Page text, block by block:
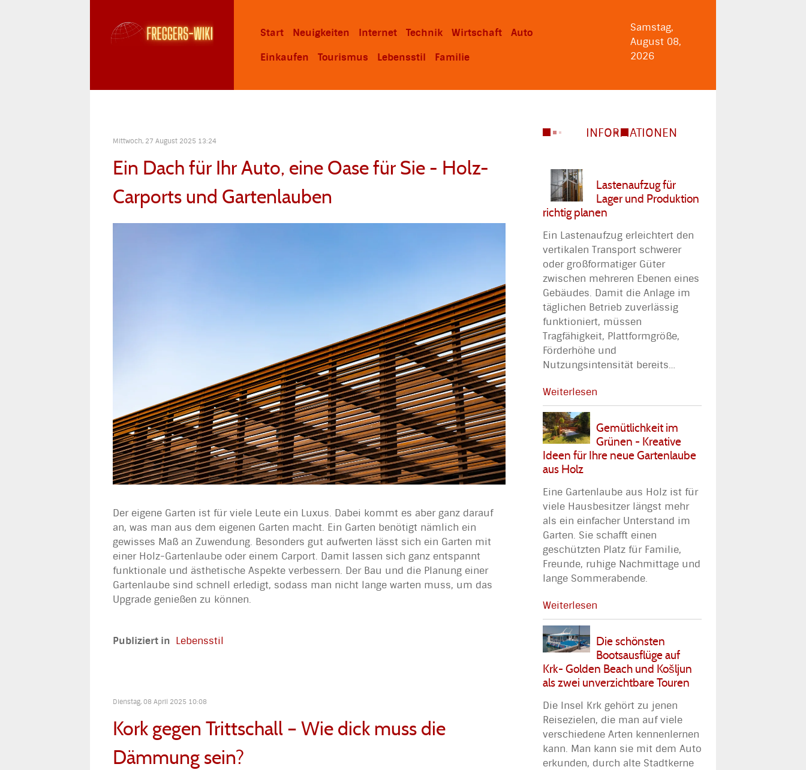
Start Neuigkeiten Internet Technik Wirtschaft
Auto
Einkaufen
Tourismus Lebensstil Familie
Samstag,
August 08,
2026
Mittwoch, 27 August 2025 13:24
Ein Dach für Ihr Auto, eine Oase für Sie - Holz-
Carports und Gartenlauben
Der eigene Garten ist für viele Leute ein Luxus. Dabei kommt es aber ganz darauf
an, was man aus dem eigenen Garten macht. Ein Garten benötigt nämlich ein
gewisses Maß an Zuwendung. Besonders gut aufwerten lässt sich ein Garten mit
einer Holz-Gartenlaube oder einem Carport. Damit lassen sich ganz entspannt
funktionale und ästhetische Aspekte verbessern. Der Bau und die Planung einer
Gartenlaube sind schnell erledigt, sodass man nicht lange warten muss, um das
Upgrade genießen zu können.
Publiziert in Lebensstil
Dienstag, 08 April 2025 10:08
Kork gegen Trittschall – Wie dick muss die
Dämmung sein?
INFORMATIONEN
Lastenaufzug für
Lager und Produktion
richtig planen
Ein Lastenaufzug erleichtert den
vertikalen Transport schwerer
oder großformatiger Güter
zwischen mehreren Ebenen eines
Gebäudes. Damit die Anlage im
täglichen Betrieb zuverlässig
funktioniert, müssen
Tragfähigkeit, Plattformgröße,
Förderhöhe und
Nutzungsintensität bereits…
Weiterlesen
Gemütlichkeit im
Grünen - Kreative
Ideen für Ihre neue Gartenlaube
aus Holz
Eine Gartenlaube aus Holz ist für
viele Hausbesitzer längst mehr
als ein einfacher Unterstand im
Garten. Sie schafft einen
geschützten Platz für Familie,
Freunde, ruhige Nachmittage und
lange Sommerabende.
Weiterlesen
Die schönsten
Bootsausflüge auf
Krk- Golden Beach und Košljun
als zwei unverzichtbare Touren
Die Insel Krk gehört zu jenen
Reisezielen, die man auf viele
verschiedene Arten kennenlernen
kann. Man kann sie mit dem Auto
erkunden, durch alte Stadtkerne